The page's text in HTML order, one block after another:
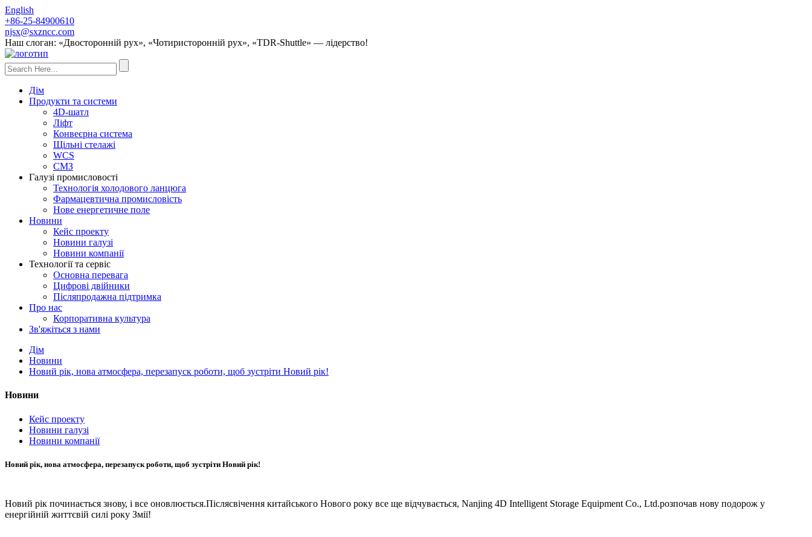
English
+86-25-84900610
njsx@sxzncc.com
Наш слоган: «Двосторонній рух», «Чотиристоронній рух», «TDR-Shuttle» — лідерство!
Дім
Продукти та системи
4D-шатл
Ліфт
Конвеєрна система
Щільні стелажі
WCS
СМЗ
Галузі промисловості
Технологія холодового ланцюга
Фармацевтична промисловість
Нове енергетичне поле
Новини
Кейс проекту
Новини галузі
Новини компанії
Технології та сервіс
Основна перевага
Цифрові двійники
Післяпродажна підтримка
Про нас
Корпоративна культура
Зв'яжіться з нами
Дім
Новини
Новий рік, нова атмосфера, перезапуск роботи, щоб зустріти Новий рік!
Новини
Кейс проекту
Новини галузі
Новини компанії
Новий рік, нова атмосфера, перезапуск роботи, щоб зустріти Новий рік!
Новий рік починається знову, і все оновлюється.Післясвічення китайського Нового року все ще відчувається, Nanjing 4D Intelligent Storage Equipment Co., Ltd.розпочав нову подорож у
енергійній життєвій силі року Змії!